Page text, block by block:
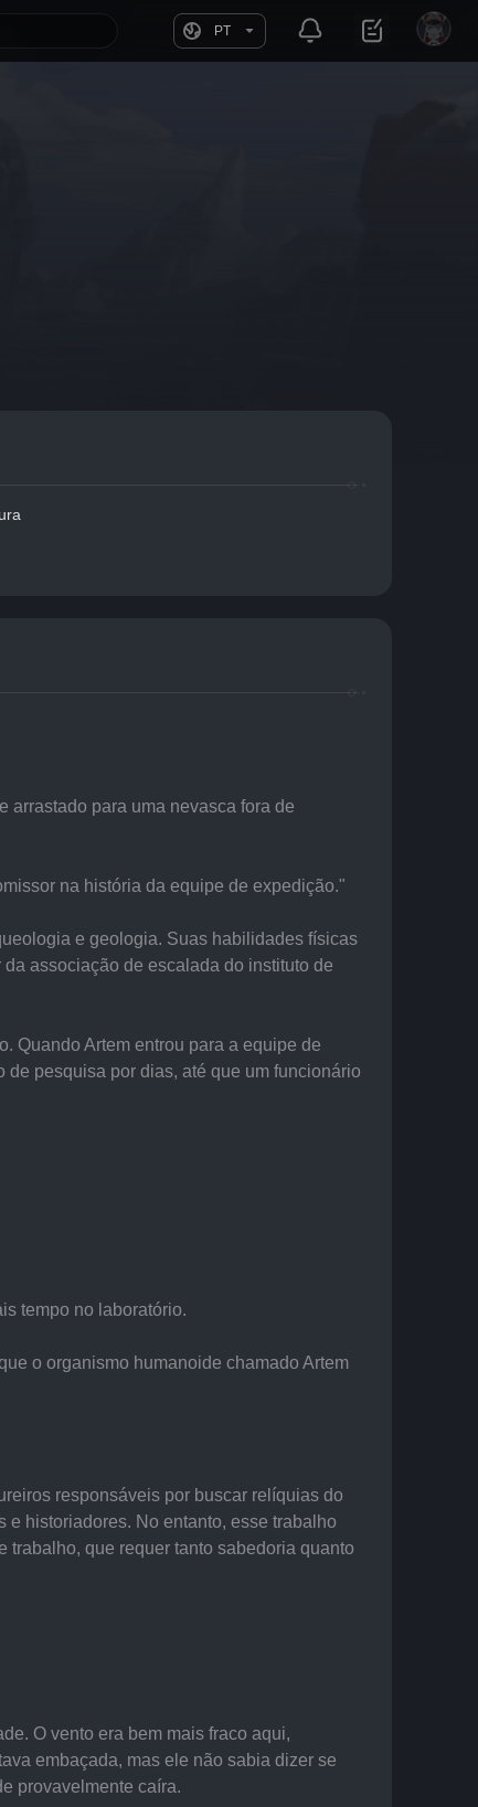
PT
arrastado para uma nevasca fora de
na história da equipe de expedição."
e geologia. Suas habilidades físicas
associação de escalada do instituto de
Quando Artem entrou para a equipe de
pesquisa por dias, até que um funcionário
tempo no laboratório.
o organismo humanoide chamado Artem
responsáveis por buscar relíquias do
historiadores. No entanto, esse trabalho
que requer tanto sabedoria quanto
O vento era bem mais fraco aqui,
embaçada, mas ele não sabia dizer se
provavelmente caíra.